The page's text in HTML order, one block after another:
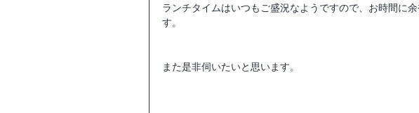
ランチタイムはいつもご盛況なようですので、お時間に
す。
また是非伺いたいと思います。